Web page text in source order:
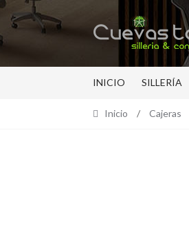
a
la
al
contenido
INICIO SILLERÍA
Inicio / Cajeras